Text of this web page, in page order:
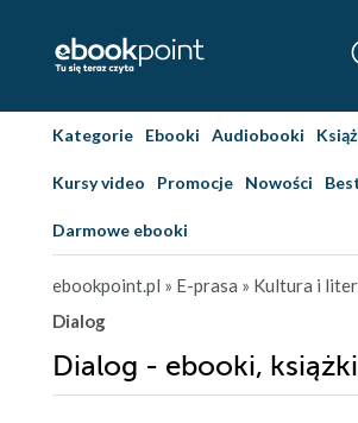
Kategorie Ebooki Audiobooki
Kursy video Promocje Nowości
Darmowe ebooki
ebookpoint.pl » E-prasa » Kultura i
Dialog
Dialog - ebooki,